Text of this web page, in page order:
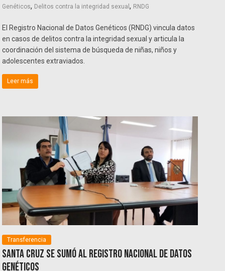
Genéticos, Delitos contra la integridad sexual, RNDG
El Registro Nacional de Datos Genéticos (RNDG) vincula datos
en casos de delitos contra la integridad sexual y articula la
coordinación del sistema de búsqueda de niñas, niños y
adolescentes extraviados.
Leer más
Transferencia
Santa Cruz se sumó al Registro Nacional de Datos
Genéticos